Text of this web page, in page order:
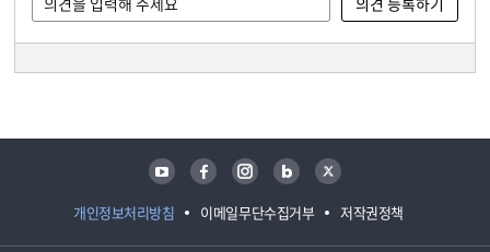
개인정보처리방침 이메일무단수집거부 저작권정책
유튜브 페이스북 인스타그램 블로그 트위터